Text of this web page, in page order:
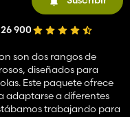
26 900
son dos rangos de
diseñados para
Este paquete ofrece
adaptarse a diferentes
trabajando para